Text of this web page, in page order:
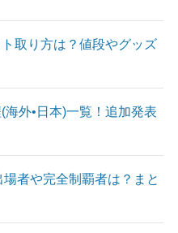
取り方は？値段やグッズ
外•日本)一覧！追加発表
者や完全制覇者は？まと